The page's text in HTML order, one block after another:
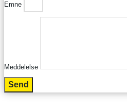
Emne
Meddelelse
Send